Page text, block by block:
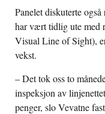
Panelet diskuterte
har vært tidlig ute med
Visual Line of Sight),
vekst.
– Det tok oss to
inspeksjon av
penger, slo Vevatne